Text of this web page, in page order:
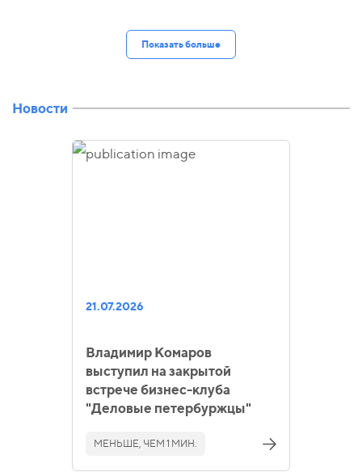
Показать больше
Новости
21.07.2026
Владимир Комаров
выступил на закрытой
встрече бизнес-клуба
"Деловые петербуржцы"
МЕНЬШЕ, ЧЕМ 1 МИН.